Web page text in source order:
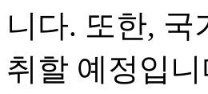
니다. 또한,
취할 예정입